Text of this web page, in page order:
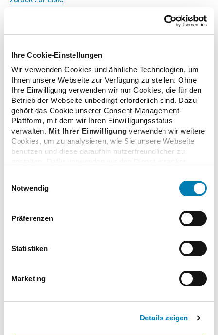
Ihre Cookie-Einstellungen
Wir verwenden Cookies und ähnliche Technologien, um
Ihnen unsere Webseite zur Verfügung zu stellen. Ohne
Ihre Einwilligung verwenden wir nur Cookies, die für den
Betrieb der Webseite unbedingt erforderlich sind. Dazu
gehört das Cookie unserer Consent-Management-
Plattform, mit dem wir Ihren Einwilligungsstatus
verwalten. Mit Ihrer Einwilligung verwenden wir weitere
Cookies, um zu analysieren, wie Sie unsere Webseite
benutzen und diese daraufhin nutzerfreundlicher zu
Adresse und Ihr Surfverhalten verarbeitet. Mit einem
Klick auf „Cookies zulassen“ stimmen Sie der
erforderlichen Cookies zu. Über die Schaltfläche „Nur
notwendige Cookies verwenden“ können Sie die nicht
unteren Regler Ihre persönlichen Bedürfnisse individuell
einstellen. Sie können Ihre Einwilligung jederzeit mit
Datenschutzhinweisen.
Impressum
Notwendig
Präferenzen
Statistiken
Marketing
Details zeigen
Zusatzinformationen
Verwandte Nachrichten
Korf: ePA erleichtert Prozesse
10.03.2025
13.02.2025
15.01.2025